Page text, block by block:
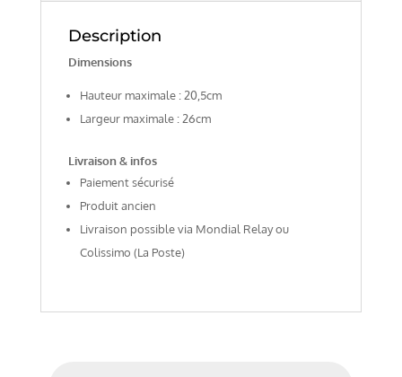
Description
Dimensions
Hauteur maximale : 20,5cm
Largeur maximale : 26cm
Livraison & infos
Paiement sécurisé
Produit ancien
Livraison possible via Mondial Relay ou
Colissimo (La Poste)